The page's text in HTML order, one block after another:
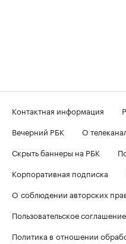
Контактная информация
Вечерний РБК
О
Скрыть баннеры на РБК
Корпоративная подписка
О соблюдении авторских
Пользовательское соглашение
Политика в отношении